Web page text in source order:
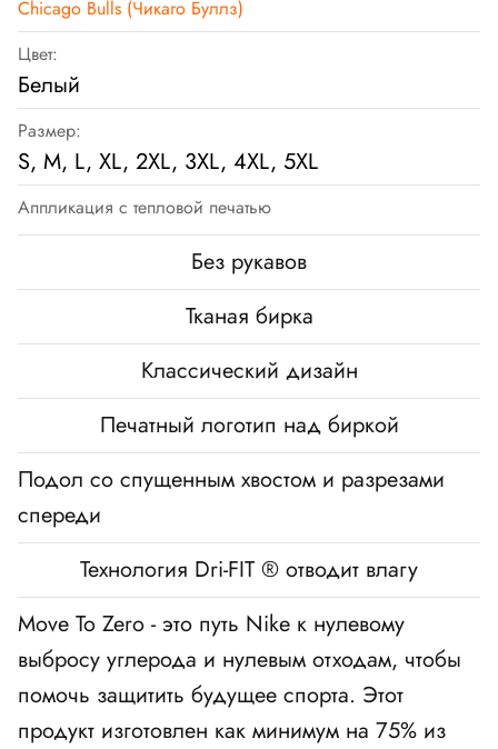
Chicago Bulls (Чикаго Буллз)
Цвет:
Белый
Размер:
S, M, L, XL, 2XL, 3XL, 4XL, 5XL
Аппликация с тепловой печатью
Без рукавов
Тканая бирка
Классический дизайн
Печатный логотип над биркой
Подол со спущенным хвостом и разрезами
спереди
Технология Dri-FIT ® отводит влагу
Move To Zero - это путь Nike к нулевому
выбросу углерода и нулевым отходам, чтобы
помочь защитить будущее спорта. Этот
продукт изготовлен как минимум на 75% из